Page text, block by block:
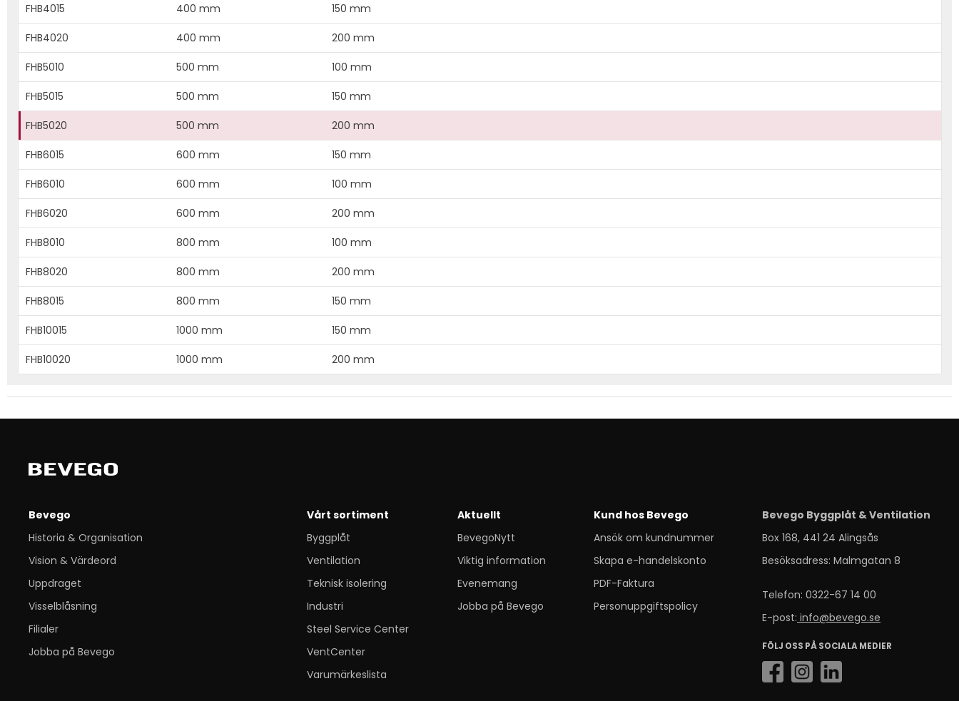
FHB4015 400 mm 150 mm
FHB4020 400 mm 200 mm
FHB5010 500 mm 100 mm
FHB5015 500 mm 150 mm
FHB5020 500 mm 200 mm
FHB6015 600 mm 150 mm
FHB6010 600 mm 100 mm
FHB6020 600 mm 200 mm
FHB8010 800 mm 100 mm
FHB8020 800 mm 200 mm
FHB8015 800 mm 150 mm
FHB10015 1000 mm 150 mm
FHB10020 1000 mm 200 mm
Bevego
Historia & Organisation
Vision & Värdeord
Uppdraget
Visselblåsning
Filialer
Jobba på Bevego
Vårt sortiment
Byggplåt
Ventilation
Teknisk isolering
Industri
Steel Service Center
VentCenter
Varumärkeslista
Aktuellt
BevegoNytt
Viktig information
Evenemang
Jobba på Bevego
Kund hos Bevego
Ansök om kundnummer
Skapa e-handelskonto
PDF-Faktura
Personuppgiftspolicy
Bevego Byggplåt & Ventilation
Box 168, 441 24 Alingsås
Besöksadress: Malmgatan 8
Telefon: 0322-67 14 00
E-post: info@bevego.se
FÖLJ OSS PÅ SOCIALA MEDIER